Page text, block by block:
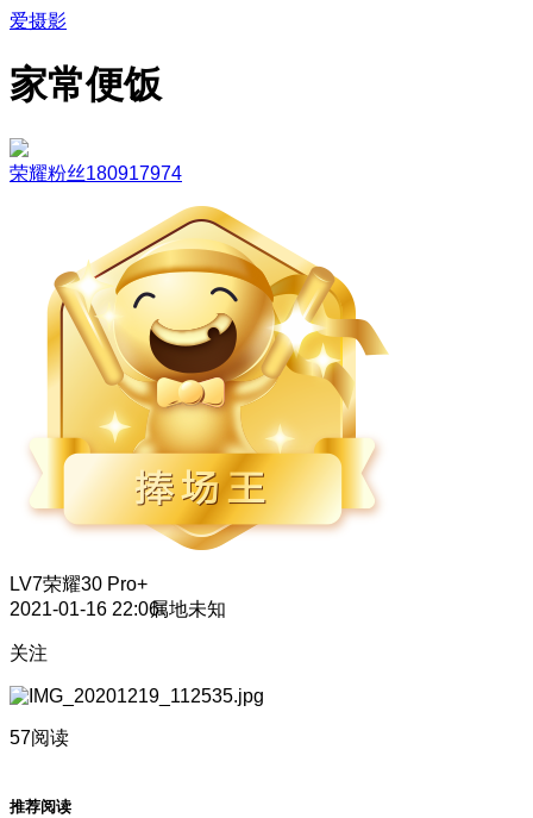
爱摄影
家常便饭
荣耀粉丝180917974
LV7荣耀30 Pro+
2021-01-16 22:06属地未知
关注
57阅读
推荐阅读